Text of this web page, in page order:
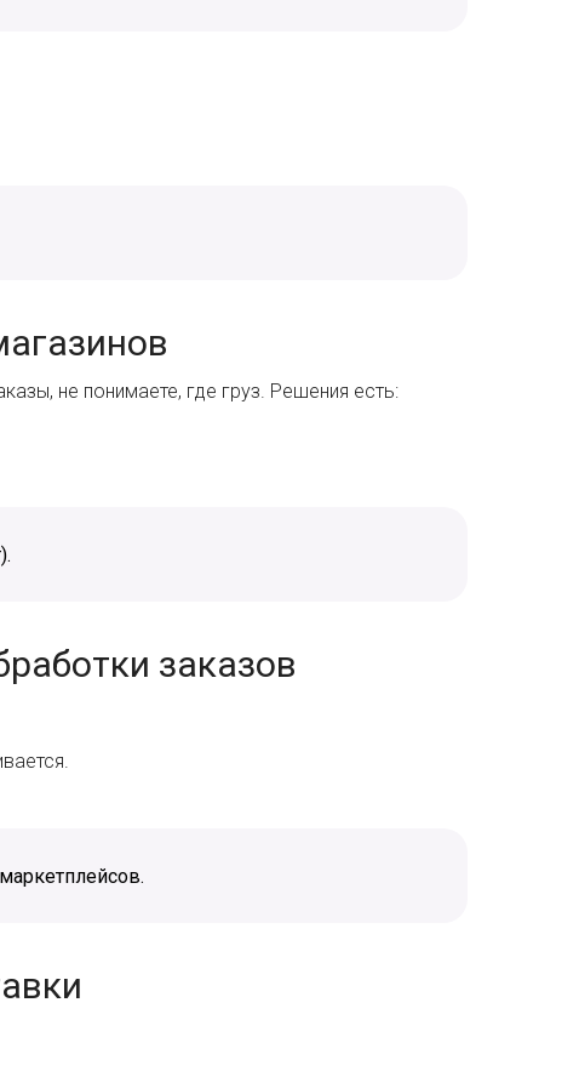
не понимаете, где груз. Решения есть:
заказов